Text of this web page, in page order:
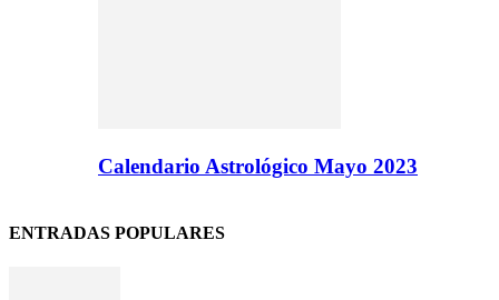
Calendario Astrológico Mayo 2023
ENTRADAS POPULARES